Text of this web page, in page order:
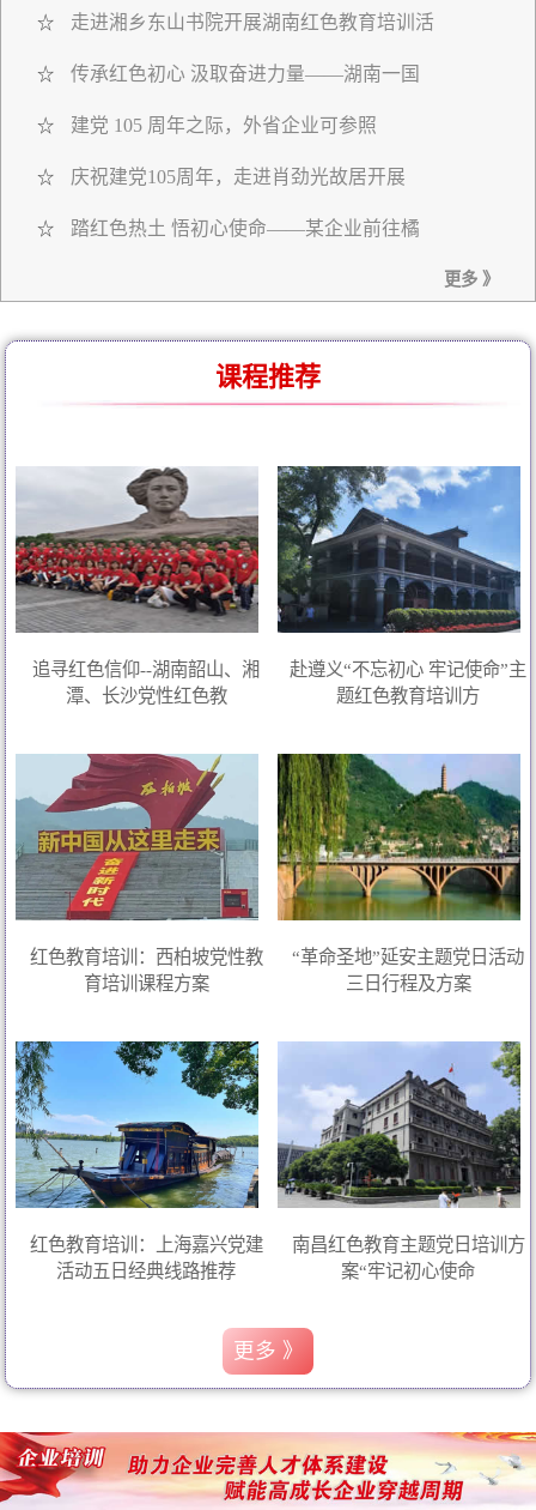
☆ 走进湘乡东山书院开展湖南红色教育培训活
☆ 传承红色初心 汲取奋进力量——湖南一国
☆ 建党 105 周年之际，外省企业可参照
☆ 庆祝建党105周年，走进肖劲光故居开展
☆ 踏红色热土 悟初心使命——某企业前往橘
更多 》
课程推荐
追寻红色信仰--湖南韶山、湘
潭、长沙党性红色教
赴遵义“不忘初心 牢记使命”主
题红色教育培训方
红色教育培训：西柏坡党性教
育培训课程方案
“革命圣地”延安主题党日活动
三日行程及方案
红色教育培训：上海嘉兴党建
活动五日经典线路推荐
南昌红色教育主题党日培训方
案“牢记初心使命
更多 》